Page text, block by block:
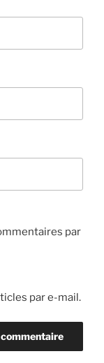
par
par e-mail.